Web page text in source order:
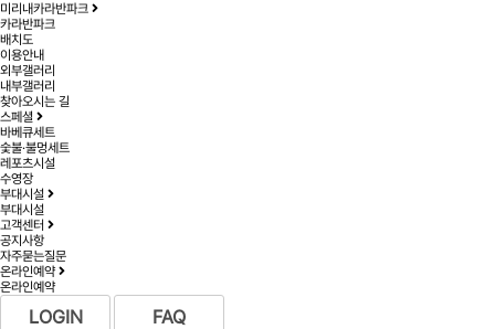
미리내카라반파크
카라반파크
배치도
이용안내
외부갤러리
내부갤러리
찾아오시는 길
스페셜
바베큐세트
숯불·불멍세트
레포츠시설
수영장
부대시설
부대시설
고객센터
공지사항
자주묻는질문
온라인예약
온라인예약
LOGIN FAQ